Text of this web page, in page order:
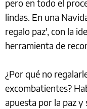
pero en todo el
lindas. En una
regalo paz', con la
herramienta de
¿Por qué no
excombatientes?
apuesta por la paz y